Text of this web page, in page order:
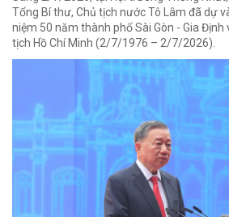
Tổng Bí thư, Chủ tịch nước Tô Lâm đã dự
niệm 50 năm thành phố Sài Gòn - Gia
tịch Hồ Chí Minh (2/7/1976 – 2/7/2026).